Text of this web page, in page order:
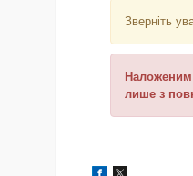
Зверніть
лише з